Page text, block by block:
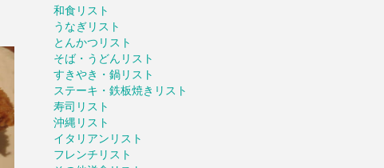
和食リスト
うなぎリスト
とんかつリスト
そば・うどんリスト
すきやき・鍋リスト
ステーキ・鉄板焼きリスト
寿司リスト
沖縄リスト
イタリアンリスト
フレンチリスト